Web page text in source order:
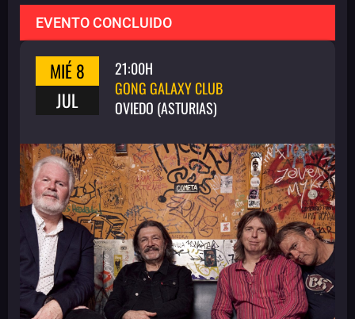
EVENTO CONCLUIDO
MIÉ 8
JUL
21:00H
GONG GALAXY CLUB
OVIEDO (ASTURIAS)